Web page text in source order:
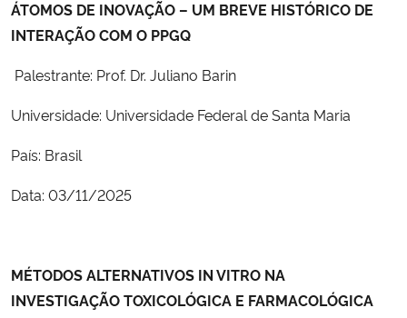
ÁTOMOS DE INOVAÇÃO – UM BREVE HISTÓRICO DE
INTERAÇÃO COM O PPGQ
Palestrante: Prof. Dr. Juliano Barin
Universidade: Universidade Federal de Santa Maria
País: Brasil
Data: 03/11/2025
MÉTODOS ALTERNATIVOS IN VITRO NA
INVESTIGAÇÃO TOXICOLÓGICA E FARMACOLÓGICA